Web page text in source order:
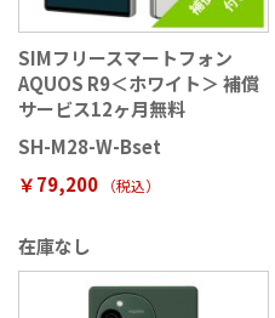
SIMフリースマートフォン
AQUOS R9＜ホワイト＞ 補償
サービス12ヶ月無料
SH-M28-W-Bset
￥79,200
（税込）
在庫なし